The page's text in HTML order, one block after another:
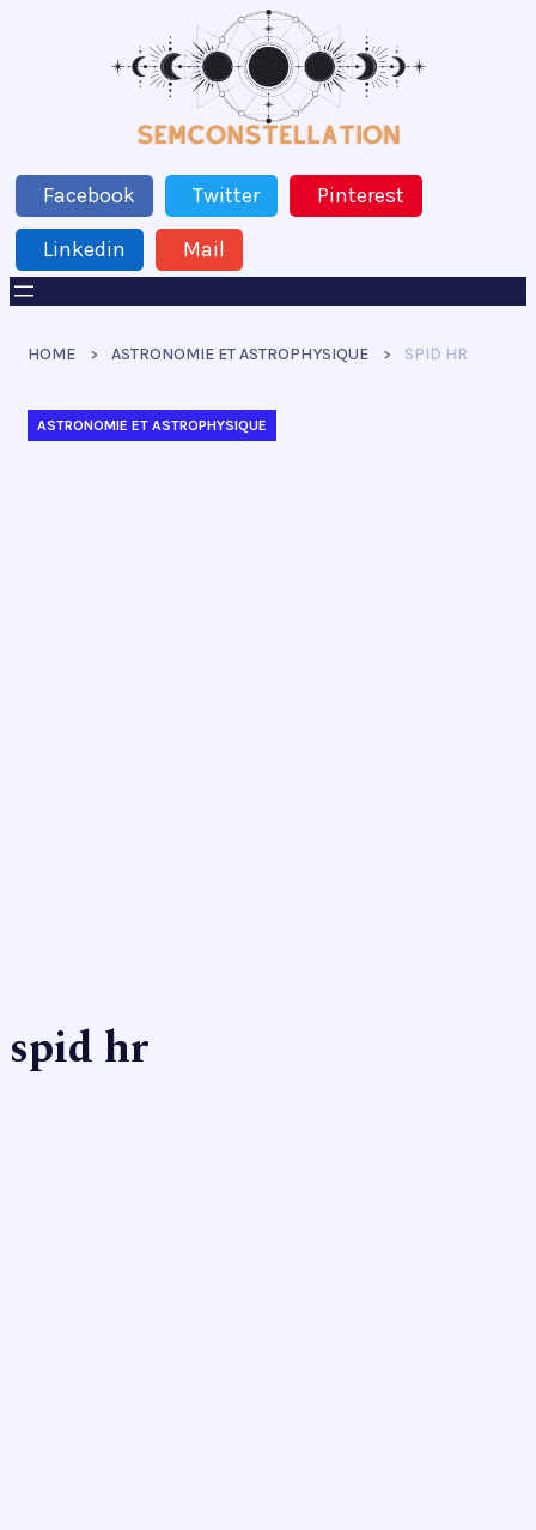
Facebook Twitter Pinterest
Linkedin Mail
HOME ASTRONOMIE ET ASTROPHYSIQUE SPID HR
ASTRONOMIE ET ASTROPHYSIQUE
spid hr